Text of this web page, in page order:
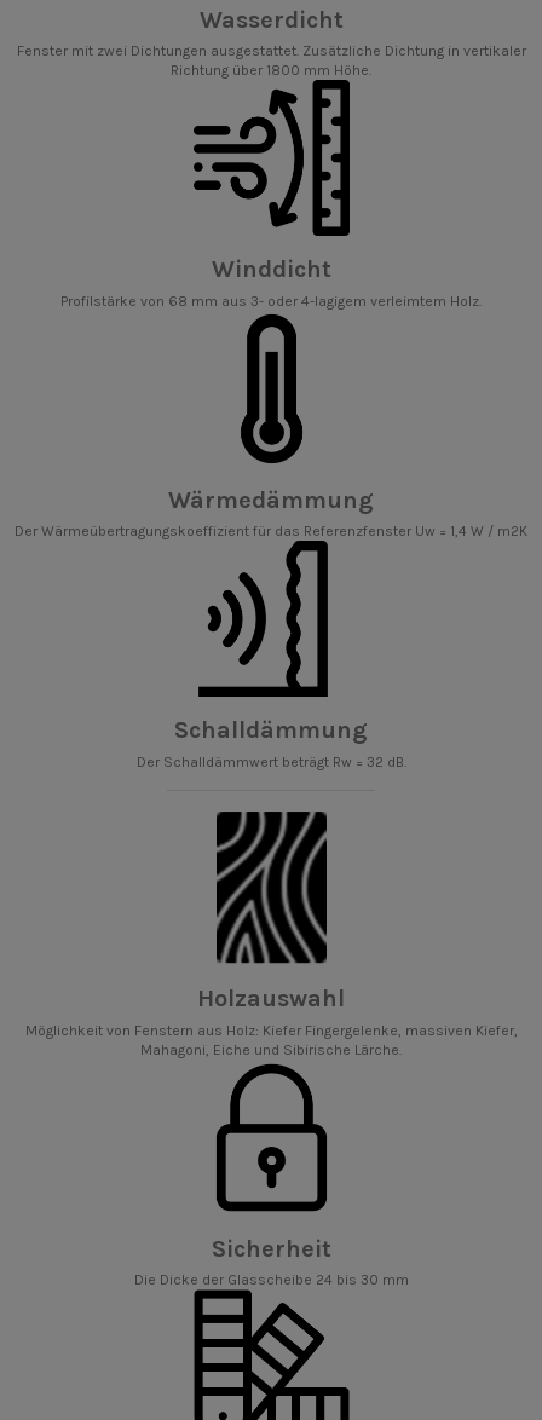
Wasserdicht
Fenster mit zwei Dichtungen ausgestattet. Zusätzliche Dichtung in vertikaler
Richtung über 1800 mm Höhe.
Winddicht
Profilstärke von 68 mm aus 3- oder 4-lagigem verleimtem Holz.
Wärmedämmung
Der Wärmeübertragungskoeffizient für das Referenzfenster Uw = 1,4 W / m2K
Schalldämmung
Der Schalldämmwert beträgt Rw = 32 dB.
Holzauswahl
Möglichkeit von Fenstern aus Holz: Kiefer Fingergelenke, massiven Kiefer,
Mahagoni, Eiche und Sibirische Lärche.
Sicherheit
Die Dicke der Glasscheibe 24 bis 30 mm